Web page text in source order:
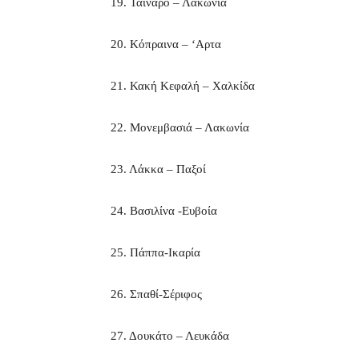
20. Κόπραινα – ‘Αρτα
21. Κακή Κεφαλή – Χαλκίδα
22. Μονεμβασιά – Λακωνία
23. Λάκκα – Παξοί
24. Βασιλίνα -Ευβοία
25. Πάππα-Ικαρία
26. Σπαθί-Σέριφος
27. Δουκάτο – Λευκάδα